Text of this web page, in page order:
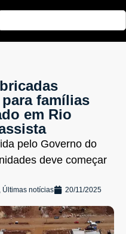
famílias
em Rio
pelo Governo do
deve começar
, Últimas notícias
20/11/2025